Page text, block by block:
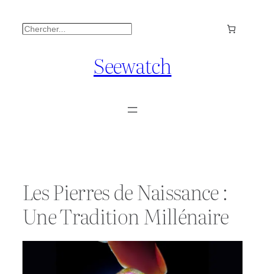
Rechercher
Seewatch
Les Pierres de Naissance :
Une Tradition Millénaire